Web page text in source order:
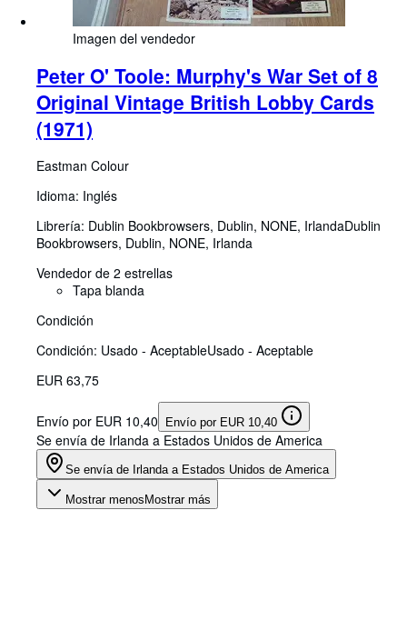
Imagen del vendedor
Peter O' Toole: Murphy's War Set of 8
Original Vintage British Lobby Cards
(1971)
Eastman Colour
Idioma: Inglés
Librería: Dublin Bookbrowsers, Dublin, NONE, IrlandaDublin
Bookbrowsers, Dublin, NONE, Irlanda
Vendedor de 2 estrellas
Tapa blanda
Condición
Condición: Usado - AceptableUsado - Aceptable
EUR 63,75
Envío por EUR 10,40 Envío por EUR 10,40
Se envía de Irlanda a Estados Unidos de America
Se envía de Irlanda a Estados Unidos de America
Mostrar menos Mostrar más